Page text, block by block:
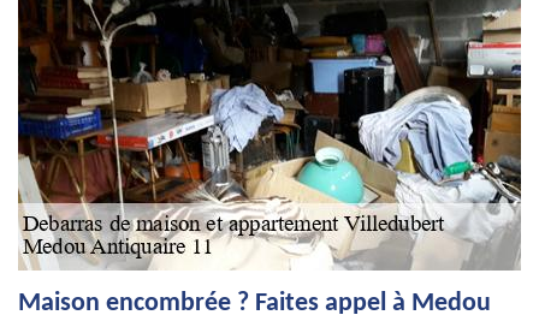
Maison encombrée ? Faites appel à Medou